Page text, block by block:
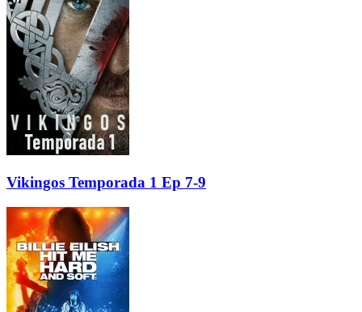
Vikingos Temporada 1 Ep 7-9